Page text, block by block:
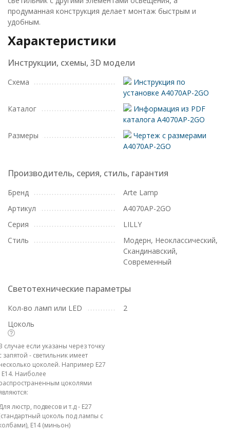
продуманная конструкция делает монтаж быстрым и
удобным.
Характеристики
Инструкции, схемы, 3D модели
Схема
Инструкция по
установке A4070AP-2GO
Каталог
Информация из PDF
каталога A4070AP-2GO
Размеры
Чертеж с размерами
A4070AP-2GO
Производитель, серия, стиль, гарантия
Бренд
Arte Lamp
Артикул
A4070AP-2GO
Серия
LILLY
Стиль
Модерн, Неоклассический,
Скандинавский,
Современный
Светотехнические параметры
Кол-во ламп или LED
2
Цоколь
случае если указаны через точку
запятой - светильник имеет
цоколей. Например E27
E14. Наиболее
цоколями
люстр, подвесов и т.д - E27
цоколь под лампы с
E14 (миньон)